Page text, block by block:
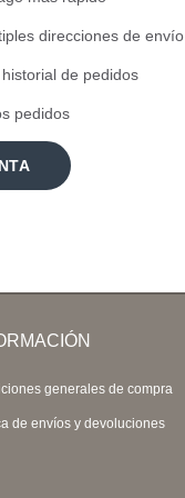
direcciones de envío
de pedidos
pedidos
generales de compra
de envíos y devoluciones